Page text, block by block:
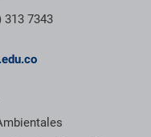
313 7343